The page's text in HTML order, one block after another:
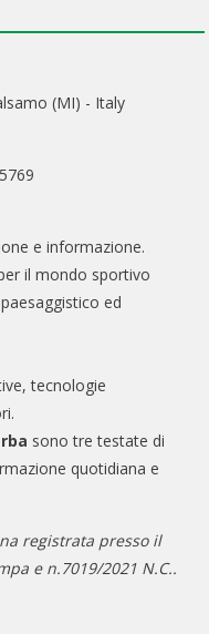
(MI) - Italy
e informazione.
il mondo sportivo
ed
tecnologie
sono tre testate di
quotidiana e
registrata presso il
e n.7019/2021 N.C..